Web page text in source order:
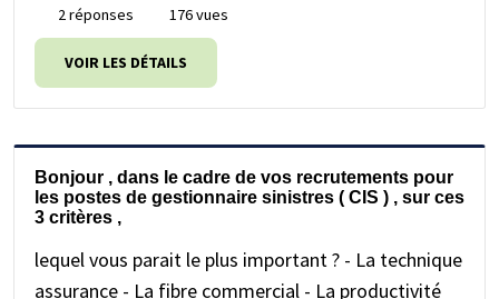
2 réponses 176 vues
VOIR LES DÉTAILS
Bonjour , dans le cadre de vos recrutements pour
les postes de gestionnaire sinistres ( CIS ) , sur ces
3 critères ,
lequel vous parait le plus important ? - La technique
assurance - La fibre commercial - La productivité